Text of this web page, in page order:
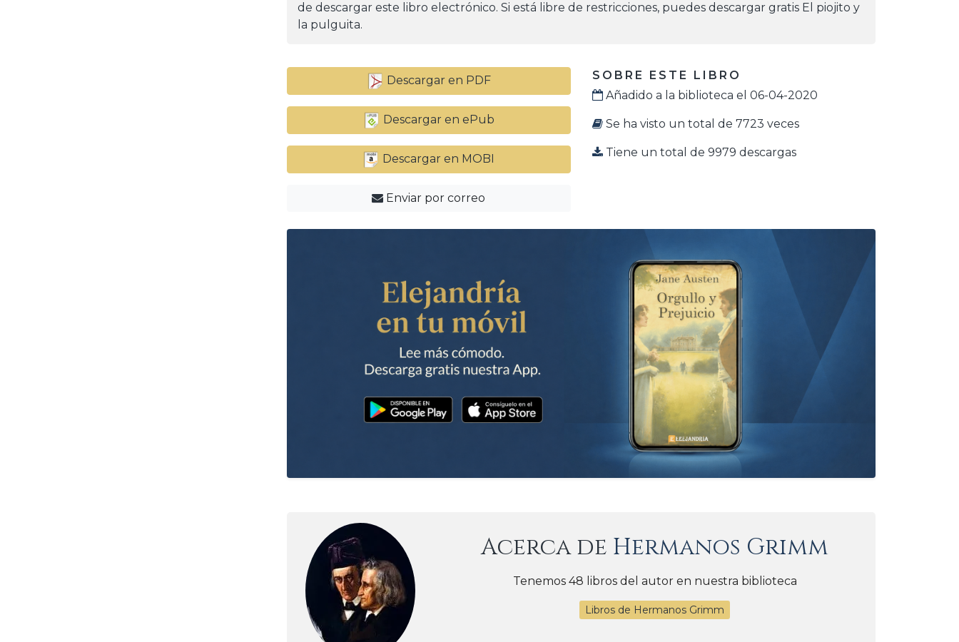
de descargar este libro electrónico. Si está libre de restricciones, puedes descargar gratis El piojito y
la pulguita.
Descargar en PDF
Descargar en ePub
Descargar en MOBI
Enviar por correo
SOBRE ESTE LIBRO
Añadido a la biblioteca el 06-04-2020
Se ha visto un total de 7723 veces
Tiene un total de 9979 descargas
Acerca de Hermanos Grimm
Tenemos 48 libros del autor en nuestra biblioteca
Libros de Hermanos Grimm